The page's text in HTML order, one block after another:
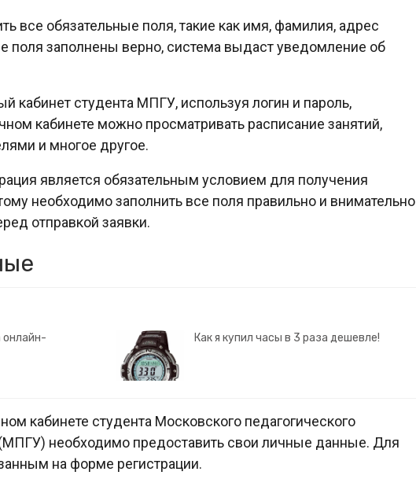
все обязательные поля, такие как имя, фамилия, адрес
поля заполнены верно, система выдаст уведомление об
кабинет студента МПГУ, используя логин и пароль,
кабинете можно просматривать расписание занятий,
и многое другое.
является обязательным условием для получения
необходимо заполнить все поля правильно и внимательно
отправкой заявки.
онлайн-
Как я купил часы в 3 раза дешевле!
кабинете студента Московского педагогического
(МПГУ) необходимо предоставить свои личные данные. Для
на форме регистрации.